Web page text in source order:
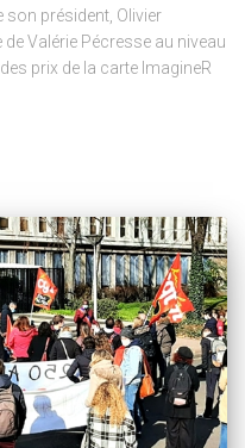
son président, Olivier
Valérie Pécresse au niveau
prix de la carte ImagineR